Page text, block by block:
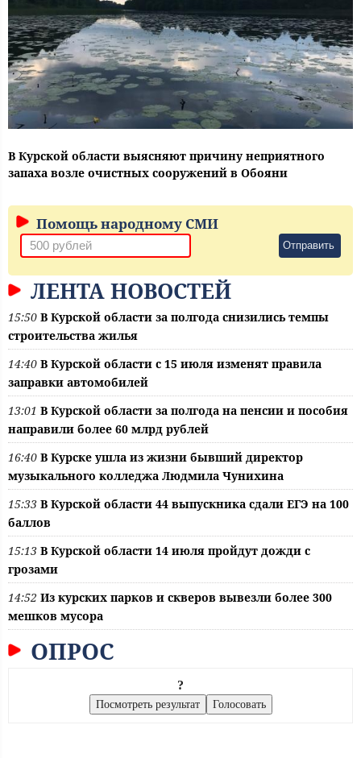
В Курской области выясняют причину неприятного
запаха возле очистных сооружений в Обояни
Помощь народному СМИ
Отправить
ЛЕНТА НОВОСТЕЙ
15:50 В Курской области за полгода снизились темпы
строительства жилья
14:40 В Курской области с 15 июля изменят правила
заправки автомобилей
13:01 В Курской области за полгода на пенсии и пособия
направили более 60 млрд рублей
16:40 В Курске ушла из жизни бывший директор
музыкального колледжа Людмила Чунихина
15:33 В Курской области 44 выпускника сдали ЕГЭ на 100
баллов
15:13 В Курской области 14 июля пройдут дожди с
грозами
14:52 Из курских парков и скверов вывезли более 300
мешков мусора
ОПРОС
?